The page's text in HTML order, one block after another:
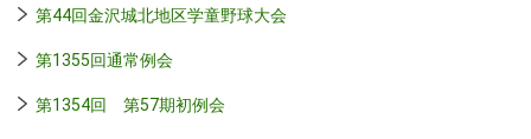
第44回金沢城北地区学童野球大会
第1355回通常例会
第1354回 第57期初例会